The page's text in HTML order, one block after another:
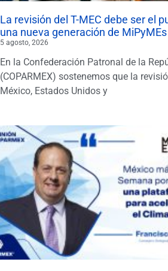
La revisión del T-MEC debe ser el
una nueva generación de
5 agosto, 2026
En la Confederación Patronal de la
(COPARMEX) sostenemos que la
México, Estados Unidos y